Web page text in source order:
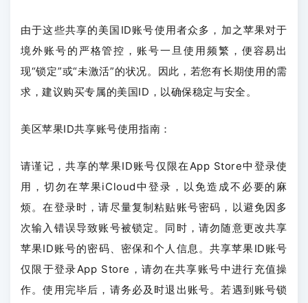
由于这些共享的美国ID账号使用者众多，加之苹果对于
境外账号的严格管控，账号一旦使用频繁，便容易出
现“锁定”或“未激活”的状况。因此，若您有长期使用的需
求，建议购买专属的美国ID，以确保稳定与安全。
美区苹果ID共享账号使用指南：
请谨记，共享的苹果ID账号仅限在App Store中登录使
用，切勿在苹果iCloud中登录，以免造成不必要的麻
烦。在登录时，请尽量复制粘贴账号密码，以避免因多
次输入错误导致账号被锁定。同时，请勿随意更改共享
苹果ID账号的密码、密保和个人信息。共享苹果ID账号
仅限于登录App Store，请勿在共享账号中进行充值操
作。使用完毕后，请务必及时退出账号。若遇到账号锁